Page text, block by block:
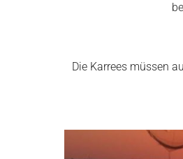
Die Karrees müssen